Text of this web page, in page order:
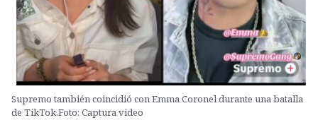
Supremo también coincidió con Emma Coronel durante una batalla
de TikTok.Foto: Captura video